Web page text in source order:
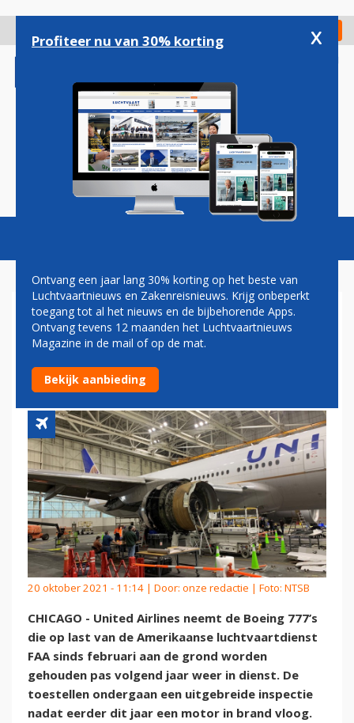
gaan
Check in
Magazine Podcasts Vacatures
UNITED: AAN DE GROND
GEHOUDEN BOEING 777'S
PAS VOLGEND JAAR TERUG
20 oktober 2021 - 11:14 | Door: onze redactie | Foto: NTSB
CHICAGO - United Airlines neemt de Boeing 777’s
die op last van de Amerikaanse luchtvaartdienst
FAA sinds februari aan de grond worden
gehouden pas volgend jaar weer in dienst. De
toestellen ondergaan een uitgebreide inspectie
nadat eerder dit jaar een motor in brand vloog.
Profiteer nu van 30% korting x
Ontvang een jaar lang 30% korting op het beste van
Luchtvaartnieuws en Zakenreisnieuws. Krijg onbeperkt
toegang tot al het nieuws en de bijbehorende Apps.
Ontvang tevens 12 maanden het Luchtvaartnieuws
Magazine in de mail of op de mat.
Bekijk aanbieding